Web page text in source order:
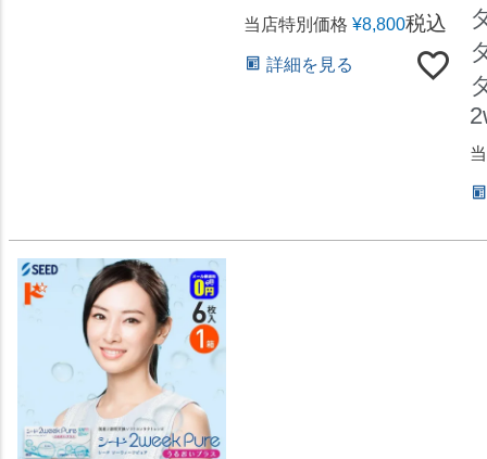
当店特別価格 ¥8,800税込
詳細を見る